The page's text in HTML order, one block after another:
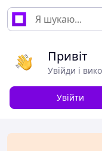
Привіт
Увійди і
Увійти